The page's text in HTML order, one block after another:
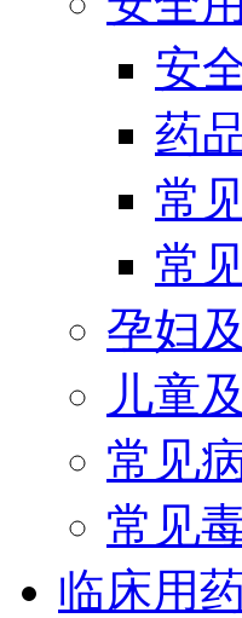
安
药
常
常
孕妇
儿童
常见
常见
临床用